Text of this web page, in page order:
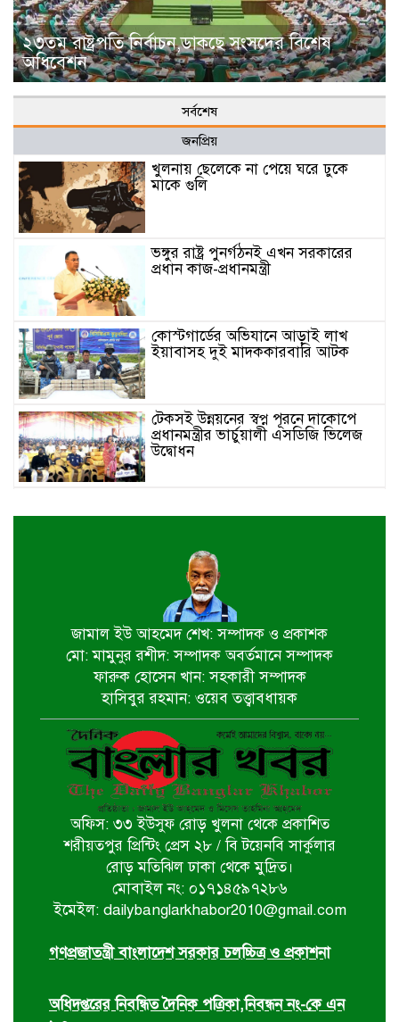
২৩তম রাষ্ট্রপতি নির্বাচন,ডাকছে সংসদের বিশেষ
অধিবেশন
সর্বশেষ
জনপ্রিয়
খুলনায় ছেলেকে না পেয়ে ঘরে ঢুকে
মাকে গুলি
ভঙ্গুর রাষ্ট্র পুনর্গঠনই এখন সরকারের
প্রধান কাজ-প্রধানমন্ত্রী
কোস্টগার্ডের অভিযানে আড়াই লাখ
ইয়াবাসহ দুই মাদককারবারি আটক
টেকসই উন্নয়নের স্বপ্ন পূরনে দাকোপে
প্রধানমন্ত্রীর ভার্চুয়ালী এসডিজি ভিলেজ
উদ্বোধন
প্রতিষ্ঠান ও স্কুল কলেজে ফলজ বৃক্ষের
চার দিন পর গাজার ধ্বংসস্তূপ থেকে
উদ্ধার ১৯ মরদেহ
হরমুজ প্রণালি খুলতে জটিল শর্ত ইরানের
মির্জা ফখরুলই হচ্ছেন পরবর্তী রাষ্ট্রপতি
একগুচ্ছ উন্নয়ন প্রকল্প ও পুনর্বাসন
কার্যক্রম পরিদর্শন করলেন প্রধানমন্ত্রী
ও সমাজসেবা কর্মকর্তার অপসারণ দাবি
জামাল ইউ আহমেদ শেখ: সম্পাদক ও প্রকাশক
মো: মামুনুর রশীদ: সম্পাদক অবর্তমানে সম্পাদক
ফারুক হোসেন খান: সহকারী সম্পাদক
হাসিবুর রহমান: ওয়েব তত্ত্বাবধায়ক
অফিস: ৩৩ ইউসুফ রোড় খুলনা থেকে প্রকাশিত
শরীয়তপুর প্রিন্টিং প্রেস ২৮ / বি টয়েনবি সার্কুলার
রোড় মতিঝিল ঢাকা থেকে মুদ্রিত।
মোবাইল নং: ০১৭১৪৫৯৭২৮৬
ইমেইল: dailybanglarkhabor2010@gmail.com
গণপ্রজাতন্ত্রী বাংলাদেশ সরকার চলচ্চিত্র ও প্রকাশনা
অধিদপ্তরের নিবন্ধিত দৈনিক পত্রিকা,নিবন্ধন নং-কে এন